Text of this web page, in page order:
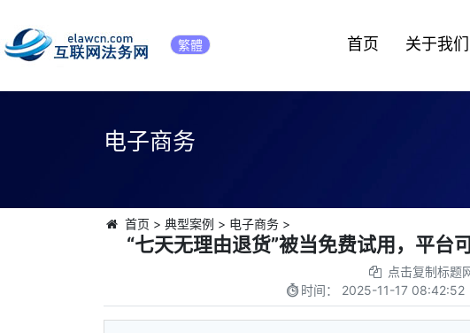
繁體 首页 关于我们
电子商务
首页 > 典型案例 > 电子商务>
“七天无理由退货”被当免费试用，平台
点击复制标题
时间： 2025-11-17 08:42:52